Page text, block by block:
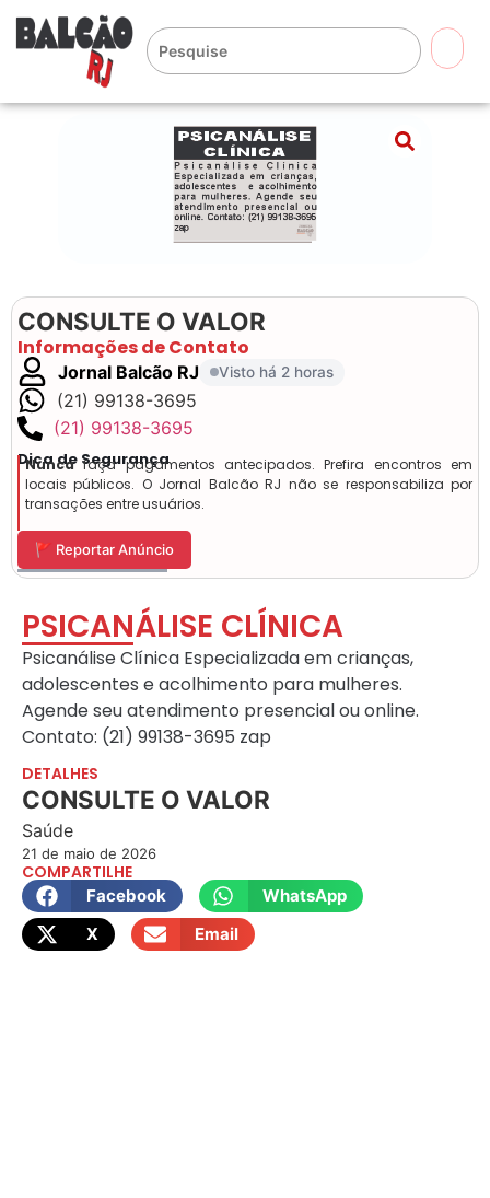
CONSULTE O VALOR
Informações de Contato
Jornal Balcão RJ Visto há 2 horas
(21) 99138-3695
(21) 99138-3695
Dica de Segurança
Nuncafaça pagamentos antecipados. Prefira encontros em
locais públicos. O Jornal Balcão RJ não se responsabiliza por
transações entre usuários.
🚩 Reportar Anúncio
PSICANÁLISE CLÍNICA
Psicanálise Clínica Especializada em crianças,
adolescentes e acolhimento para mulheres.
Agende seu atendimento presencial ou online.
Contato: (21) 99138-3695 zap
DETALHES
CONSULTE O VALOR
Saúde
21 de maio de 2026
COMPARTILHE
Facebook
WhatsApp
X
Email